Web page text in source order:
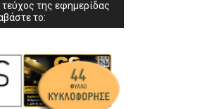
της εφημερίδας
το: